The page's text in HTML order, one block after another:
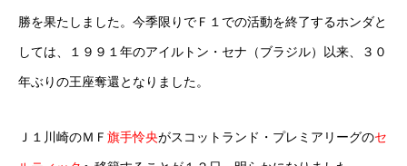
勝を果たしました。今季限りでＦ１での活動を終了するホンダと
しては、１９９１年のアイルトン・セナ（ブラジル）以来、３０
年ぶりの王座奪還となりました。
Ｊ１川崎のＭＦ 旗手怜央がスコットランド・プレミアリーグのセ